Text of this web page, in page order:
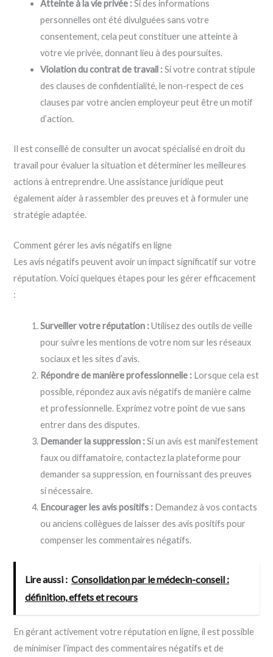
Atteinte à la vie privée :Si des informations
personnelles ont été divulguées sans votre
consentement, cela peut constituer une atteinte à
votre vie privée, donnant lieu à des poursuites.
Violation du contrat de travail :Si votre contrat stipule
des clauses de confidentialité, le non-respect de ces
clauses par votre ancien employeur peut être un motif
d’action.
Il est conseillé de consulter un avocat spécialisé en droit du
travail pour évaluer la situation et déterminer les meilleures
actions à entreprendre. Une assistance juridique peut
également aider à rassembler des preuves et à formuler une
stratégie adaptée.
Comment gérer les avis négatifs en ligne
Les avis négatifs peuvent avoir un impact significatif sur votre
réputation. Voici quelques étapes pour les gérer efficacement
:
Surveiller votre réputation :Utilisez des outils de veille
pour suivre les mentions de votre nom sur les réseaux
sociaux et les sites d’avis.
Répondre de manière professionnelle : Lorsque cela est
possible, répondez aux avis négatifs de manière calme
et professionnelle. Exprimez votre point de vue sans
entrer dans des disputes.
Demander la suppression :Si un avis est manifestement
faux ou diffamatoire, contactez la plateforme pour
demander sa suppression, en fournissant des preuves
si nécessaire.
Encourager les avis positifs : Demandez à vos contacts
ou anciens collègues de laisser des avis positifs pour
compenser les commentaires négatifs.
Lire aussi : Consolidation par le médecin-conseil :
définition, effets et recours
En gérant activement votre réputation en ligne, il est possible
de minimiser l’impact des commentaires négatifs et de